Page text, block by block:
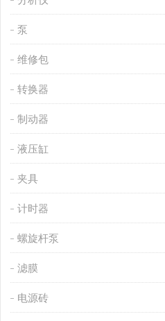
泵
维修包
转换器
制动器
液压缸
夹具
计时器
螺旋杆泵
滤膜
电源砖